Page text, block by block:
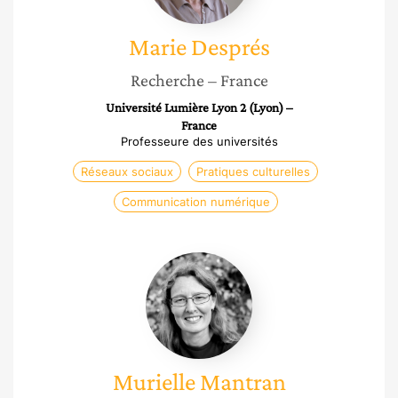
Marie Després
Recherche – France
Université Lumière Lyon 2 (Lyon) –
France
Professeure des universités
Réseaux sociaux Pratiques culturelles
Communication numérique
Murielle
Mantran
Murielle Mantran